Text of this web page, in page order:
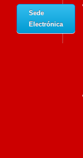
Sede
Electrónica